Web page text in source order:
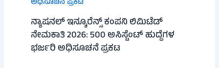
ನ್ಯಾಷನಲ್ ಇನ್ಶೂರೆನ್ಸ್ ಕಂಪನಿ ಲಿಮಿಟೆಡ್
ನೇಮಕಾತಿ 2026: 500 ಅಸಿಸ್ಟೆಂಟ್ ಹುದ್ದೆಗಳ
ಭರ್ಜರಿ ಅಧಿಸೂಚನೆ ಪ್ರಕಟ